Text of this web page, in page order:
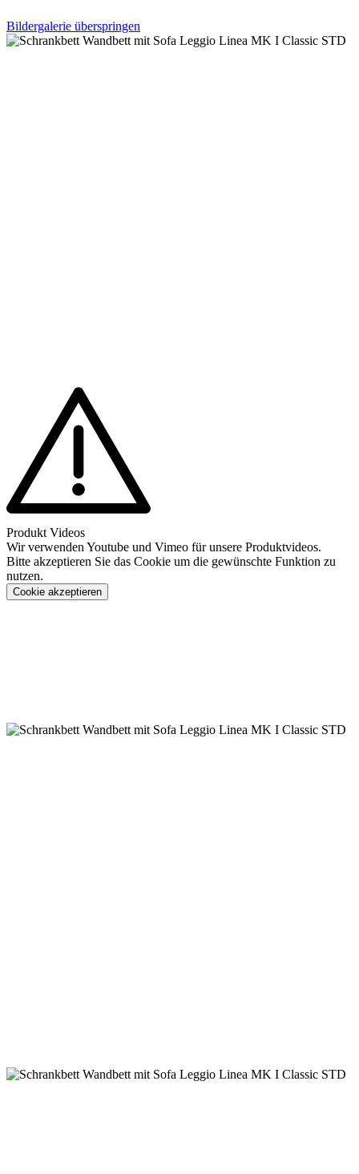
Bildergalerie überspringen
Produkt Videos
Wir verwenden Youtube und Vimeo für unsere Produktvideos.
Bitte akzeptieren Sie das Cookie um die gewünschte Funktion zu
nutzen.
Cookie akzeptieren